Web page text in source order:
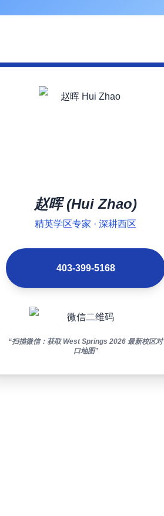
赵晖 (Hui Zhao)
精英学区专家 · 深耕西区
403-399-5168
“扫描微信：获取 West Springs 2026 最新校区对
口地图”